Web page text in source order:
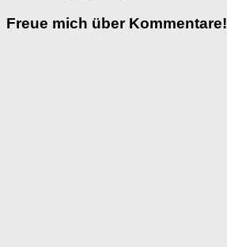
Freue mich über Kommentare!